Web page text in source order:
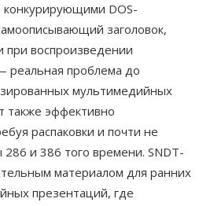
DOS-
заголовок,
при воспроизведении
реальная проблема до
мультимедийных
также эффективно
распаковки и почти не
и 386 того времени. SNDT-
материалом для ранних
презентаций, где